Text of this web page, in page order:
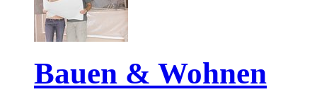
Bauen & Wohnen